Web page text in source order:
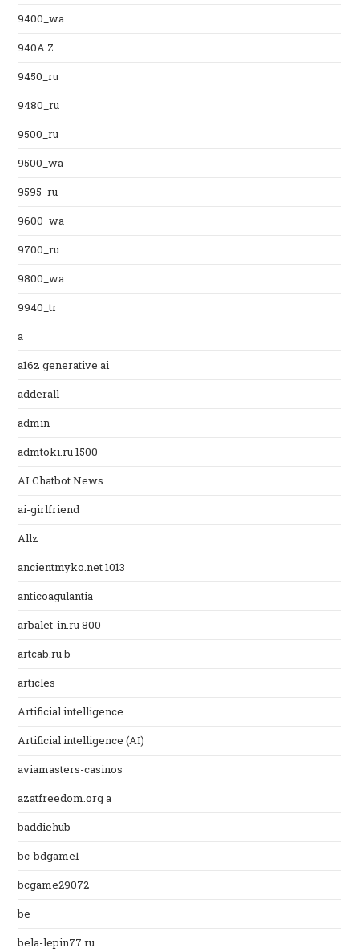
9400_wa
940A Z
9450_ru
9480_ru
9500_ru
9500_wa
9595_ru
9600_wa
9700_ru
9800_wa
9940_tr
a
a16z generative ai
adderall
admin
admtoki.ru 1500
AI Chatbot News
ai-girlfriend
Allz
ancientmyko.net 1013
anticoagulantia
arbalet-in.ru 800
artcab.ru b
articles
Artificial intelligence
Artificial intelligence (AI)
aviamasters-casinos
azatfreedom.org a
baddiehub
bc-bdgame1
bcgame29072
be
bela-lepin77.ru